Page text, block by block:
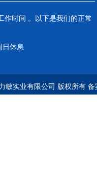
作时间 。以下是我们的正常
日休息
敏实业有限公司 版权所有 备